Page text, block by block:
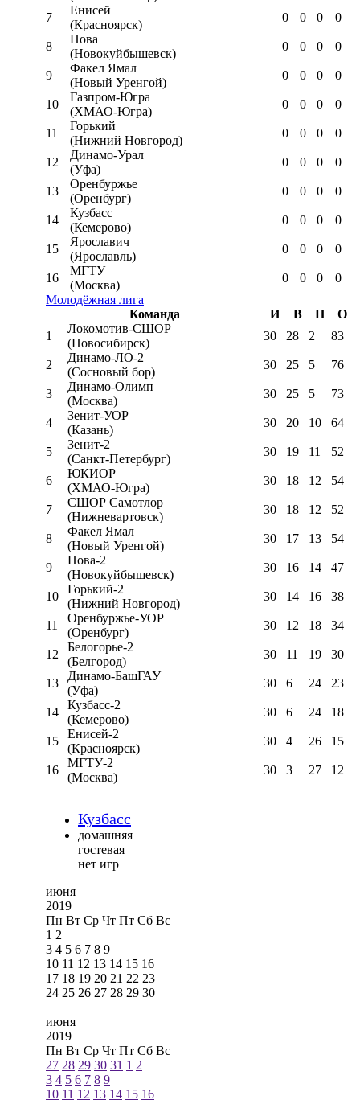
7
Енисей
(Красноярск)
0 0 0 0
8
Нова
(Новокуйбышевск)
0 0 0 0
9
Факел Ямал
(Новый Уренгой)
0 0 0 0
10
Газпром-Югра
(ХМАО-Югра)
0 0 0 0
11
Горький
(Нижний Новгород)
0 0 0 0
12
Динамо-Урал
(Уфа)
0 0 0 0
13
Оренбуржье
(Оренбург)
0 0 0 0
14
Кузбасс
(Кемерово)
0 0 0 0
15
Ярославич
(Ярославль)
0 0 0 0
16
МГТУ
(Москва)
0 0 0
0
Молодёжная лига
Команда
И В П
О
1
Локомотив-CШОР
(Новосибирск)
30 28 2 83
2
Динамо-ЛО-2
(Сосновый бор)
30 25 5 76
3
Динамо-Олимп
(Москва)
30 25 5 73
4
Зенит-УОР
(Казань)
30 20 10 64
5
Зенит-2
(Санкт-Петербург)
30 19 11 52
6
ЮКИОР
(ХМАО-Югра)
30 18 12 54
7
СШОР Самотлор
(Нижневартовск)
30 18 12 52
8
Факел Ямал
(Новый Уренгой)
30 17 13 54
9
Нова-2
(Новокуйбышевск)
30 16 14 47
10
Горький-2
(Нижний Новгород)
30 14 16 38
11
Оренбуржье-УОР
(Оренбург)
30 12 18 34
12
Белогорье-2
(Белгород)
30 11 19 30
13
Динамо-БашГАУ
(Уфа)
30 6 24 23
14
Кузбасс-2
(Кемерово)
30 6 24 18
15
Енисей-2
(Красноярск)
30 4 26 15
16
МГТУ-2
(Москва)
30 3 27 12
Кузбасс
домашняя
гостевая
нет игр
июня
2019
Пн Вт Ср Чт Пт Сб Вс
1 2
3 4 5 6 7 8 9
10 11 12 13 14 15 16
17 18 19 20 21 22 23
24 25 26 27 28 29 30
июня
2019
Пн Вт Ср Чт Пт Сб Вс
27 28 29 30 31 1 2
3 4 5 6 7 8 9
10 11 12 13 14 15 16